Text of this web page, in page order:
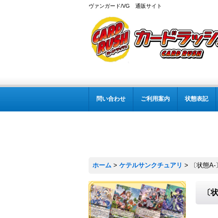
ヴァンガード/VG 通販サイト
問い合わせ ご利用案内 状態表記
ホーム > ケテルサンクチュアリ > 〔状態
〔